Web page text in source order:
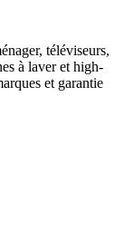
téléviseurs,
à laver et high-
et garantie